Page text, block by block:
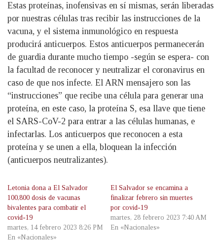
Estas proteínas, inofensivas en sí mismas, serán liberadas
por nuestras células tras recibir las instrucciones de la
vacuna, y el sistema inmunológico en respuesta
producirá anticuerpos. Estos anticuerpos permanecerán
de guardia durante mucho tiempo -según se espera- con
la facultad de reconocer y neutralizar el coronavirus en
caso de que nos infecte. El ARN mensajero son las
“instrucciones” que recibe una célula para generar una
proteína, en este caso, la proteína S, esa llave que tiene
el SARS-CoV-2 para entrar a las células humanas, e
infectarlas. Los anticuerpos que reconocen a esta
proteína y se unen a ella, bloquean la infección
(anticuerpos neutralizantes).
Letonia dona a El Salvador
100,800 dosis de vacunas
bivalentes para combatir el
covid-19
martes, 14 febrero 2023 8:26 PM
En «Nacionales»
El Salvador se encamina a
finalizar febrero sin muertes
por covid-19
martes, 28 febrero 2023 7:40 AM
En «Nacionales»